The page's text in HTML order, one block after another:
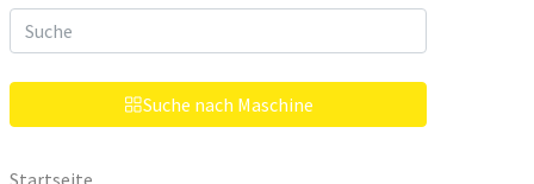
Suche nach Maschine